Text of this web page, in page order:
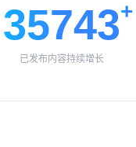
35743
已发布内容持续增长